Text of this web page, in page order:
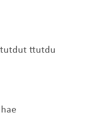
ttutdu